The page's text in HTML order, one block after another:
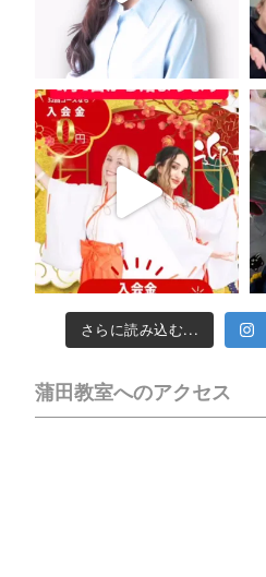
さらに読み込む...
蒲田教室へのアクセス